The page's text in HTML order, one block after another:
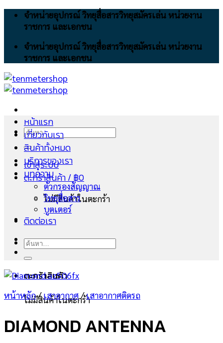
Skip
จำหน่ายอุปกรณ์ วิทยุสื่อสารวิทยุสมัครเล่น หน่วยงาน
ราชการ และเอกชน
จำหน่ายอุปกรณ์ วิทยุสื่อสารวิทยุสมัครเล่น หน่วยงาน
ราชการ และเอกชน
ค้นหา:
เข้าสู่ระบบ
ตะกร้าสินค้า /฿0
ไม่มีสินค้าในตะกร้า
ตะกร้าสินค้า
ไม่มีสินค้าในตะกร้า
หน้าแรก
เกี่ยวกับเรา
สินค้าทั้งหมด
บริการของเรา
บทความ
ตัวกรองสัญญาณ
วิทยุสื่อสาร
บูตเตอร์
ติดต่อเรา
ค้นหา:
หน้าหลัก/ เสาอากาศ/เสาอากาศติดรถ
DIAMOND ANTENNA